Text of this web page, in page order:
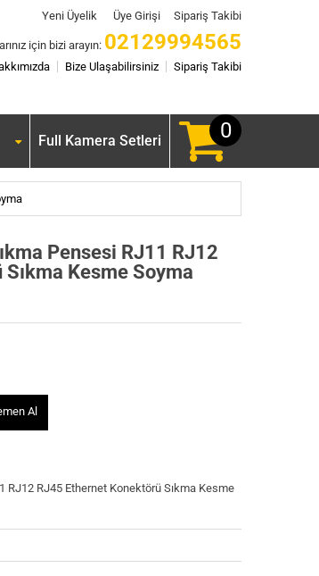
Yeni Üyelik Üye Girişi Sipariş Takibi
için bizi arayın: 02129994565
Bize Ulaşabilirsiniz Sipariş Takibi
Full Kamera Setleri 0
Pensesi RJ11 RJ12
Kesme Soyma
Al
RJ12 RJ45 Ethernet Konektörü Sıkma Kesme